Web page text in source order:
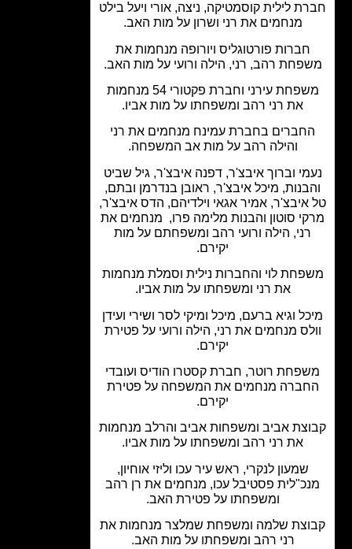
לילית קוסמטיקה, ניצה, אורי ויעל בילט
מנחמים את רני ושרון על מות האב.
חברות פורטוגליס ויורופה מנחמות את
רהב, רני, הילה ורועי על מות האב.
משפחת עירני וחברת פקטורי 54 מנחמות
את רני רהב ומשפחתו על מות אביו.
בחברת עמינח מנחמים את רני
והילה רהב על מות אב המשפחה.
וברוך איבצ'ר, דפנה איבצ'ר, גיל שביט
מיכל איבצ'ר, ראובן בנדרמן ובתם,
אמיר אגאי וילדיהם, הדס איבצ'ר,
סוטון והבנות מלימה פרו, מנחמים את
רני, הילה ורועי רהב ומשפחתם על מות
לוי והחברות נילית וסמלת מנחמות
את רני ומשפחתו על מות אביו.
וגיא ברעם, מיכל ומיקי לסר ושירי ועידן
מנחמים את רני, הילה ורועי על פטירת
רוטר, חברת קסטרו הודיס ועובדי
מנחמים את המשפחה על פטירת
אביב ומשפחות אביב והרלב מנחמות
את רני רהב ומשפחתו על מות אביו.
שמעון לנקרי, ראש עיר עכו וליזי אוחיון,
פסטיבל עכו, מנחמים את רן רהב
ומשפחתו על פטירת האב.
שלמה ומשפחת שמלצר מנחמות את
רני רהב ומשפחתו על מות האב.